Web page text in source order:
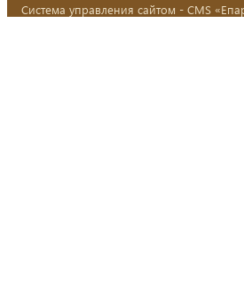
Система управления сайтом - CMS